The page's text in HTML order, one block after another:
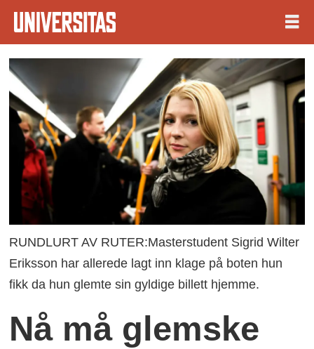
RUNDLURT AV RUTER:Masterstudent Sigrid Wilter
Eriksson har allerede lagt inn klage på boten hun
fikk da hun glemte sin gyldige billett hjemme.
Nå må glemske